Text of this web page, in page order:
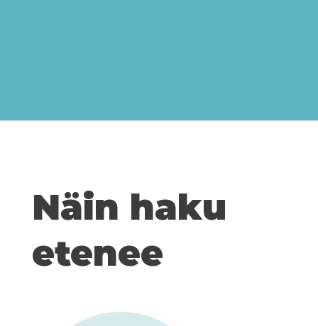
Näin haku
etenee